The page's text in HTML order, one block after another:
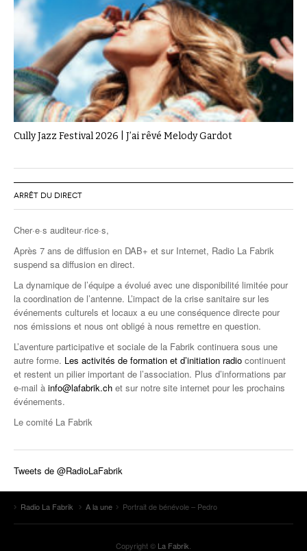
Cully Jazz Festival 2026 | J’ai rêvé Melody Gardot
ARRÊT DU DIRECT
Cher·e·s auditeur·rice·s,
Après 7 ans de diffusion en DAB+ et sur Internet, Radio La Fabrik
suspend sa diffusion en direct.
La dynamique de l’équipe a évolué avec une disponibilité limitée pour
la coordination de l’antenne. L’impact de la crise sanitaire sur les
événements culturels et locaux a eu une conséquence directe pour
nos émissions et nous ont obligé à nous remettre en question.
L’aventure participative et sociale de la Fabrik continuera sous une
autre forme. Les activités de formation et d’initiation radio continuent
et restent un pilier important de l’association. Plus d’informations par
e-mail à info@lafabrik.ch et sur notre site internet pour les prochains
événements.
Le comité La Fabrik
Tweets de @RadioLaFabrik
Radio La Fabrik A la une Portrait de bénévole – Pedro
Copyright © La Fabrik.